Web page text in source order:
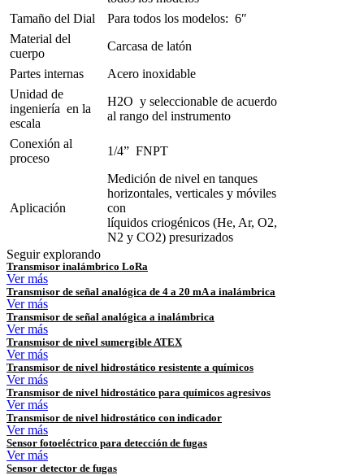
Tamaño del Dial
Para todos los modelos: 6″
Material del
cuerpo
Carcasa de latón
Partes internas
Acero inoxidable
Unidad de
ingeniería en la
escala
H2O y seleccionable de acuerdo
al rango del instrumento
Conexión al
proceso
1/4” FNPT
Aplicación
Medición de nivel en tanques
horizontales, verticales y móviles
con
líquidos criogénicos (He, Ar, O2,
N2 y CO2) presurizados
Seguir explorando
Transmisor inalámbrico LoRa
Ver más
Transmisor de señal analógica de 4 a 20 mA a inalámbrica
Ver más
Transmisor de señal analógica a inalámbrica
Ver más
Transmisor de nivel sumergible ATEX
Ver más
Transmisor de nivel hidrostático resistente a químicos
Ver más
Transmisor de nivel hidrostático para químicos agresivos
Ver más
Transmisor de nivel hidrostático con indicador
Ver más
Sensor fotoeléctrico para detección de fugas
Ver más
Sensor detector de fugas